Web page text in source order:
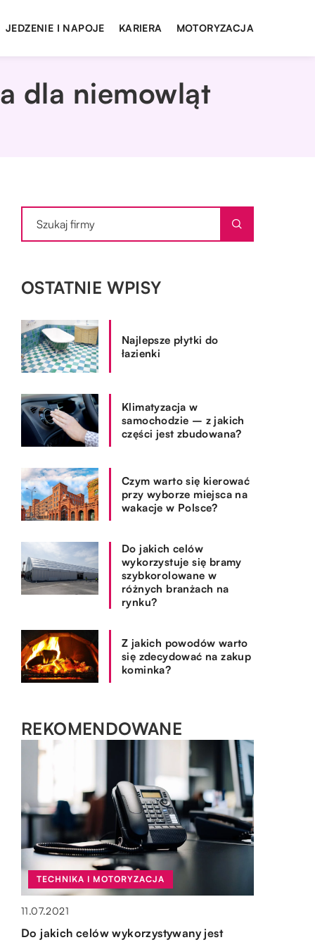
JEDZENIE I NAPOJE KARIERA MOTORYZACJA
dla niemowląt
OSTATNIE WPISY
Najlepsze płytki do
łazienki
Klimatyzacja w
samochodzie – z jakich
części jest zbudowana?
Czym warto się kierować
przy wyborze miejsca na
wakacje w Polsce?
Do jakich celów
wykorzystuje się bramy
szybkorolowane w
różnych branżach na
rynku?
Z jakich powodów warto
się zdecydować na zakup
kominka?
REKOMENDOWANE
OGRÓD I DOM
15.10.2019
TECHNIKA I MOTORYZACJA
11.07.2021
Do jakich celów wykorzystywany jest
TECHNIKA I MOTORYZACJA
09.11.2022
Doładowanie klimatyzacji samochodowej
SPOSÓB ŻYCIA I STYL
18.02.2022
Jak można zaprojektować własną